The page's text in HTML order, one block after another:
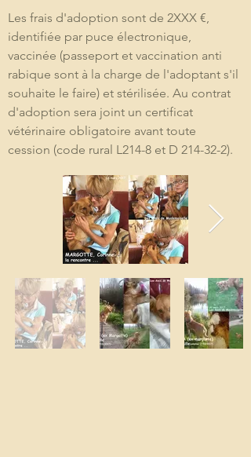
Les frais d'adoption sont de 2XXX €,
identifiée par puce électronique,
vaccinée (passeport et vaccination anti
rabique sont à la charge de l'adoptant s'il
souhaite le faire) et stérilisée. Au contrat
d'adoption sera joint un certificat
vétérinaire obligatoire avant toute
cession (code rural L214-8 et D 214-32-2).